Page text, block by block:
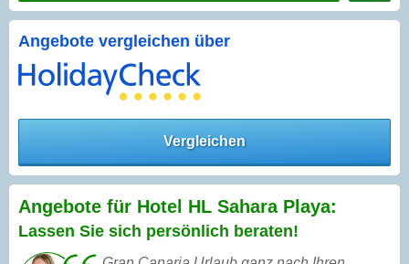
Angebote vergleichen über
Vergleichen
Angebote für Hotel HL Sahara Playa:
Lassen Sie sich persönlich beraten!